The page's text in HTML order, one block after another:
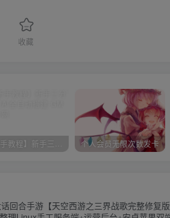
收藏
【新手教程】新手三分钟入门AI全自动搭建 个人会员无限次数发卡
回合手游【天空西游之三界战歌完整修复